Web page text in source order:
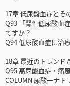
17章 低尿酸血症とそ
Q93 「腎性低尿酸血
ですか？
Q94 低尿酸血症に治
18章 最近のトレンド
Q95 高尿酸血症・痛
COLUMN 尿酸一ナ